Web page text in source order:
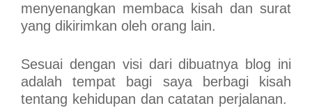
menyenangkan membaca kisah dan surat
yang dikirimkan oleh orang lain.
Sesuai dengan visi dari dibuatnya blog ini
adalah tempat bagi saya berbagi kisah
tentang kehidupan dan catatan perjalanan.